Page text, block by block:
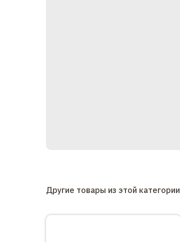
Другие товары из этой категории